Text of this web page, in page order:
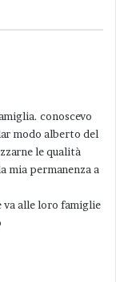
conoscevo
modo alberto del
le qualità
mia permanenza a
va alle loro famiglie